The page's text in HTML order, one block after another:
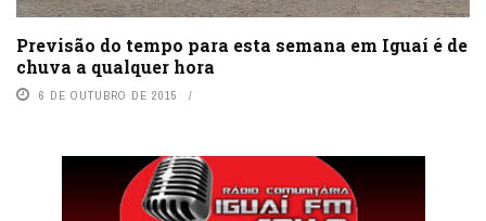
Previsão do tempo para esta semana em Iguaí é de
chuva a qualquer hora
6 DE OUTUBRO DE 2015